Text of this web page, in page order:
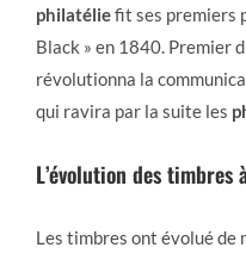
philatéliefit ses premiers
Black » en 1840. Premier
révolutionna la
qui ravira par la suite les
L’évolution des timbres
Les timbres ont évolué de